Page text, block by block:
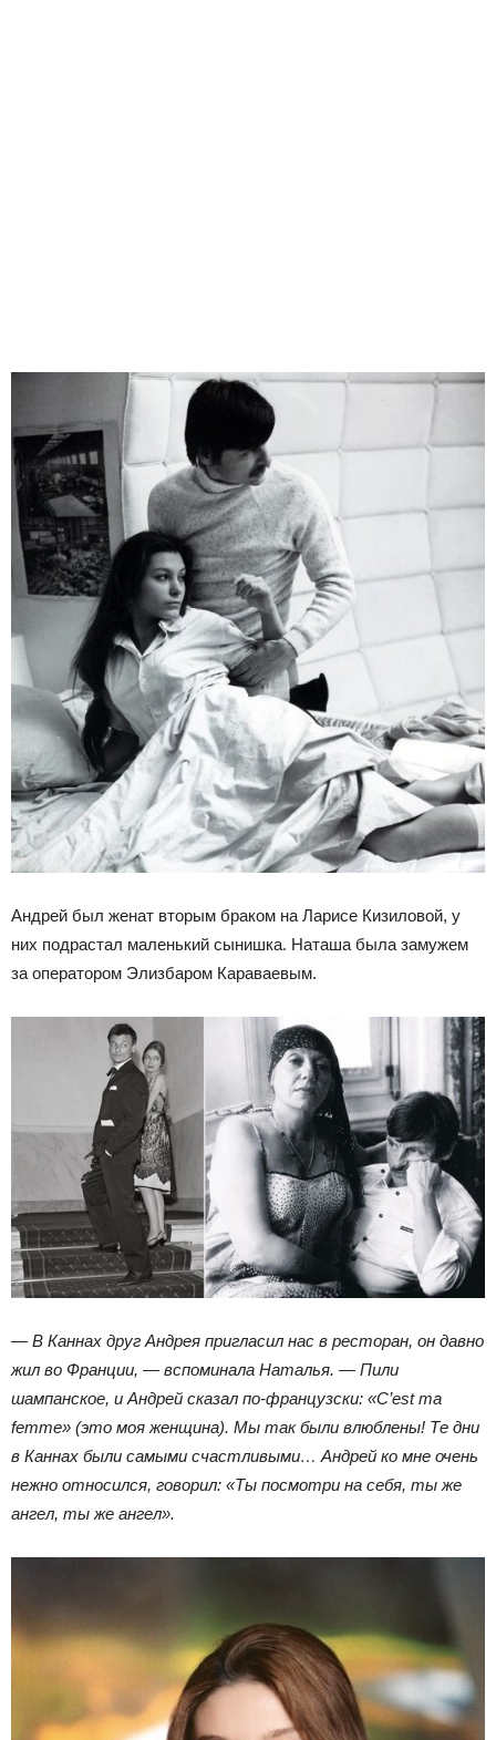
Андрей был женат вторым браком на Ларисе Кизиловой, у
них подрастал маленький сынишка. Наташа была замужем
за оператором Элизбаром Караваевым.
— В Каннах друг Андрея пригласил нас в ресторан, он давно
жил во Франции, — вспоминала Наталья. — Пили
шампанское, и Андрей сказал по-французски: «C’est ma
femme» (это моя женщина). Мы так были влюблены! Те дни
в Каннах были самыми счастливыми… Андрей ко мне очень
нежно относился, говорил: «Ты посмотри на себя, ты же
ангел, ты же ангел».